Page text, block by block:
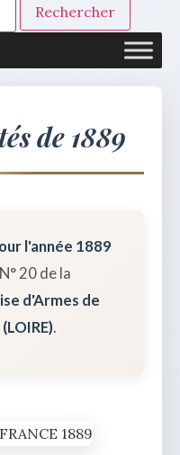
de 1889
l'année 1889
20 de la
d'Armes de
.